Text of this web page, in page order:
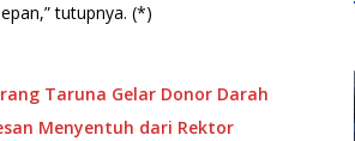
tutupnya. (*)
Taruna Gelar Donor Darah
Menyentuh dari Rektor